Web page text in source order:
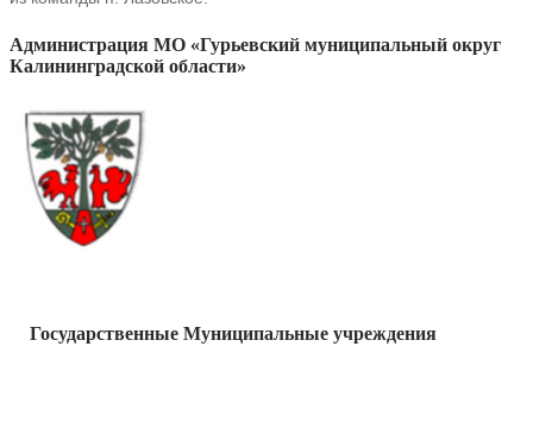
Администрация МО «Гурьевский муниципальный округ
Калининградской области»
Государственные Муниципальные учреждения